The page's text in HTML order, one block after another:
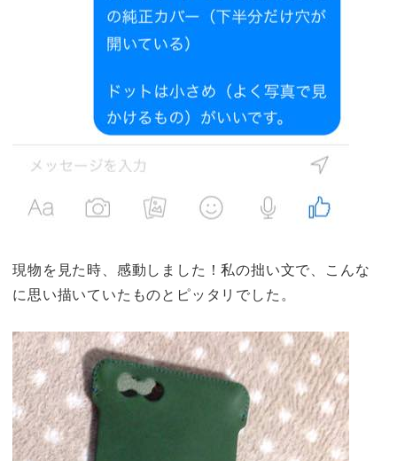
現物を見た時、感動しました！私の拙い文で、こんな
に思い描いていたものとピッタリでした。